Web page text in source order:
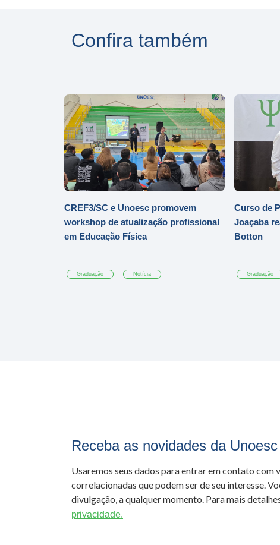
Confira também
CREF3/SC e Unoesc promovem
workshop de atualização profissional
em Educação Física
Graduação Notícia
Curso de
Joaçaba
Botton
Graduação
Receba as novidades da Unoesc
Usaremos seus dados para entrar em contato com
correlacionadas que podem ser de seu interesse.
divulgação, a qualquer momento. Para mais
privacidade.